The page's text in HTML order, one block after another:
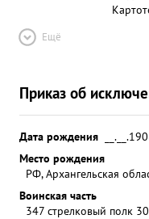
Ещё
Приказ об
Дата рождения
Место рождения
РФ, Архангельская
Воинская часть
347 стрелковый полк